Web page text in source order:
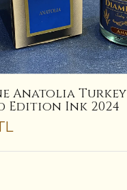
Anatolia Turkey
Edition Ink 2024